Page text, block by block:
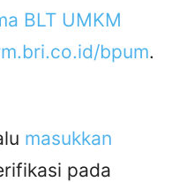
BLT UMKM
bpum.
masukkan
pada